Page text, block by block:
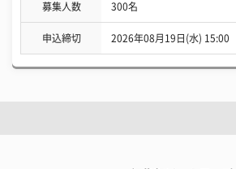
募集人数 300名
申込締切 2026年08月19日(水) 15:00